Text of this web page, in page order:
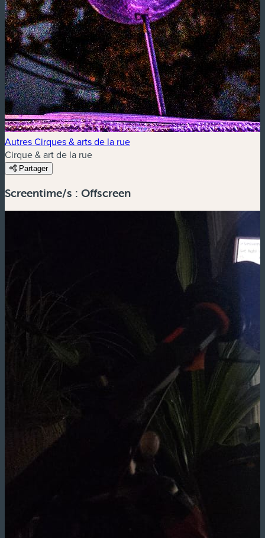
Autres Cirques & arts de la rue
Cirque & art de la rue
Partager
Screentime/s : Offscreen